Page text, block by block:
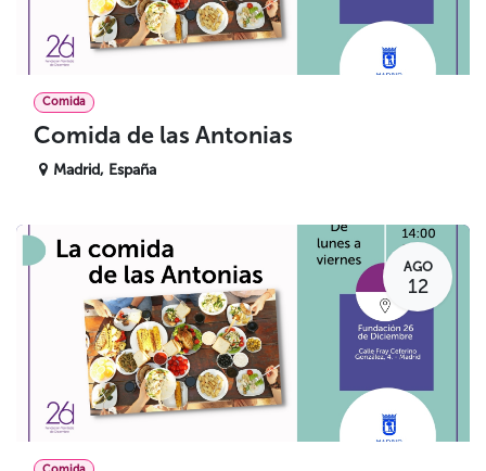
Comida
Comida de las Antonias
Madrid, España
AGO
12